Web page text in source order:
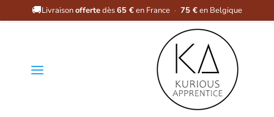
🚚Livraisonoffertedès65 €en France · 75 €en Belgique
a